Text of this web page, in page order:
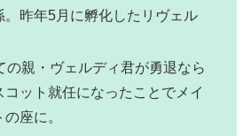
。昨年5月に孵化したリヴェル
の親・ヴェルディ君が勇退なら
コット就任になったことでメイ
座に。